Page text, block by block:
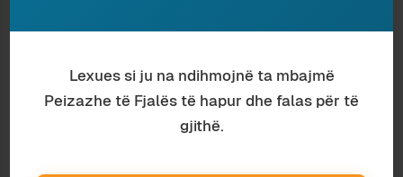
Rando Devole
HISTORI SHKRONJASH
Lexues si ju na ndihmojnë ta mbajmë
Peizazhe të Fjalës të hapur dhe falas për të
gjithë.